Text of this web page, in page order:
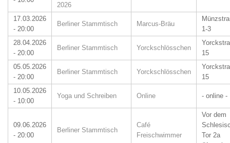
2026
17.03.2026
- 20:00
Berliner Stammtisch Marcus-Bräu
1-3
28.04.2026
- 20:00
Berliner Stammtisch Yorckschlösschen
15
05.05.2026
- 20:00
Berliner Stammtisch Yorckschlösschen
15
10.05.2026
- 10:00
Yoga und Schreiben Online - online -
09.06.2026
- 20:00
Berliner Stammtisch
Café
Freischwimmer
Vor dem
Tor 2a